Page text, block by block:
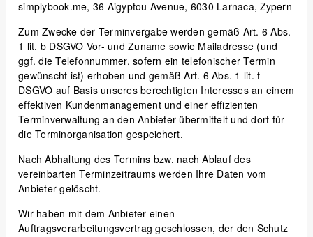
simplybook.me, 36 Aigyptou Avenue, 6030 Larnaca, Zypern
Zum Zwecke der Terminvergabe werden gemäß Art. 6 Abs.
1 lit. b DSGVO Vor- und Zuname sowie Mailadresse (und
ggf. die Telefonnummer, sofern ein telefonischer Termin
gewünscht ist) erhoben und gemäß Art. 6 Abs. 1 lit. f
DSGVO auf Basis unseres berechtigten Interesses an einem
effektiven Kundenmanagement und einer effizienten
Terminverwaltung an den Anbieter übermittelt und dort für
die Terminorganisation gespeichert.
Nach Abhaltung des Termins bzw. nach Ablauf des
vereinbarten Terminzeitraums werden Ihre Daten vom
Anbieter gelöscht.
Wir haben mit dem Anbieter einen
Auftragsverarbeitungsvertrag geschlossen, der den Schutz